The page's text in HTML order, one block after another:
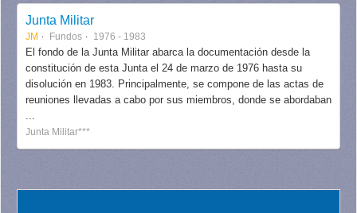
Junta Militar
JM Fundos 1976 - 1983
El fondo de la Junta Militar abarca la documentación desde la
constitución de esta Junta el 24 de marzo de 1976 hasta su
disolución en 1983. Principalmente, se compone de las actas de
reuniones llevadas a cabo por sus miembros, donde se abordaban
...
Junta Militar***